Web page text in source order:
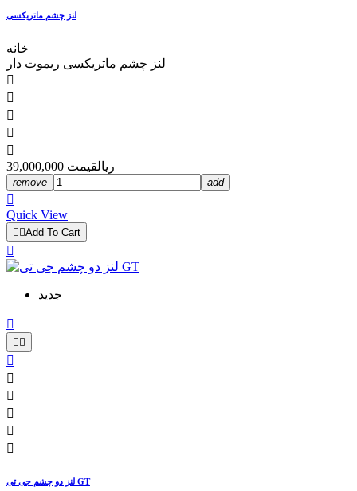
لنز چشم ماتریکسی
خانه
لنز چشم ماتریکسی ریموت دار





39,000,000 ریالقیمت
remove add

Quick View
Add To Cart

جدید








لنز دو چشم جی تی GT